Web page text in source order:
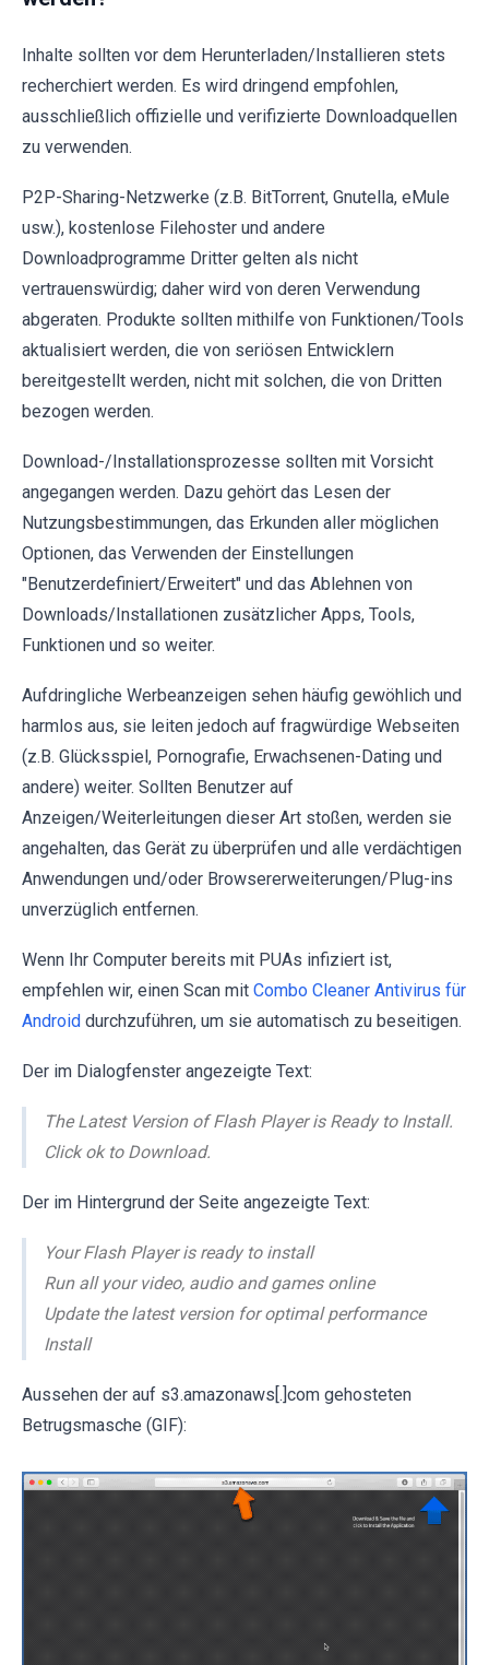
Inhalte sollten vor dem Herunterladen/Installieren stets
recherchiert werden. Es wird dringend empfohlen,
ausschließlich offizielle und verifizierte Downloadquellen
zu verwenden.
P2P-Sharing-Netzwerke (z.B. BitTorrent, Gnutella, eMule
usw.), kostenlose Filehoster und andere
Downloadprogramme Dritter gelten als nicht
vertrauenswürdig; daher wird von deren Verwendung
abgeraten. Produkte sollten mithilfe von Funktionen/Tools
aktualisiert werden, die von seriösen Entwicklern
bereitgestellt werden, nicht mit solchen, die von Dritten
bezogen werden.
Download-/Installationsprozesse sollten mit Vorsicht
angegangen werden. Dazu gehört das Lesen der
Nutzungsbestimmungen, das Erkunden aller möglichen
Optionen, das Verwenden der Einstellungen
"Benutzerdefiniert/Erweitert" und das Ablehnen von
Downloads/Installationen zusätzlicher Apps, Tools,
Funktionen und so weiter.
Aufdringliche Werbeanzeigen sehen häufig gewöhlich und
harmlos aus, sie leiten jedoch auf fragwürdige Webseiten
(z.B. Glücksspiel, Pornografie, Erwachsenen-Dating und
andere) weiter. Sollten Benutzer auf
Anzeigen/Weiterleitungen dieser Art stoßen, werden sie
angehalten, das Gerät zu überprüfen und alle verdächtigen
Anwendungen und/oder Browsererweiterungen/Plug-ins
unverzüglich entfernen.
Wenn Ihr Computer bereits mit PUAs infiziert ist,
empfehlen wir, einen Scan mit Combo Cleaner Antivirus für
Android durchzuführen, um sie automatisch zu beseitigen.
Der im Dialogfenster angezeigte Text:
The Latest Version of Flash Player is Ready to Install.
Click ok to Download.
Der im Hintergrund der Seite angezeigte Text:
Your Flash Player is ready to install
Run all your video, audio and games online
Update the latest version for optimal performance
Install
Aussehen der auf s3.amazonaws[.]com gehosteten
Betrugsmasche (GIF):